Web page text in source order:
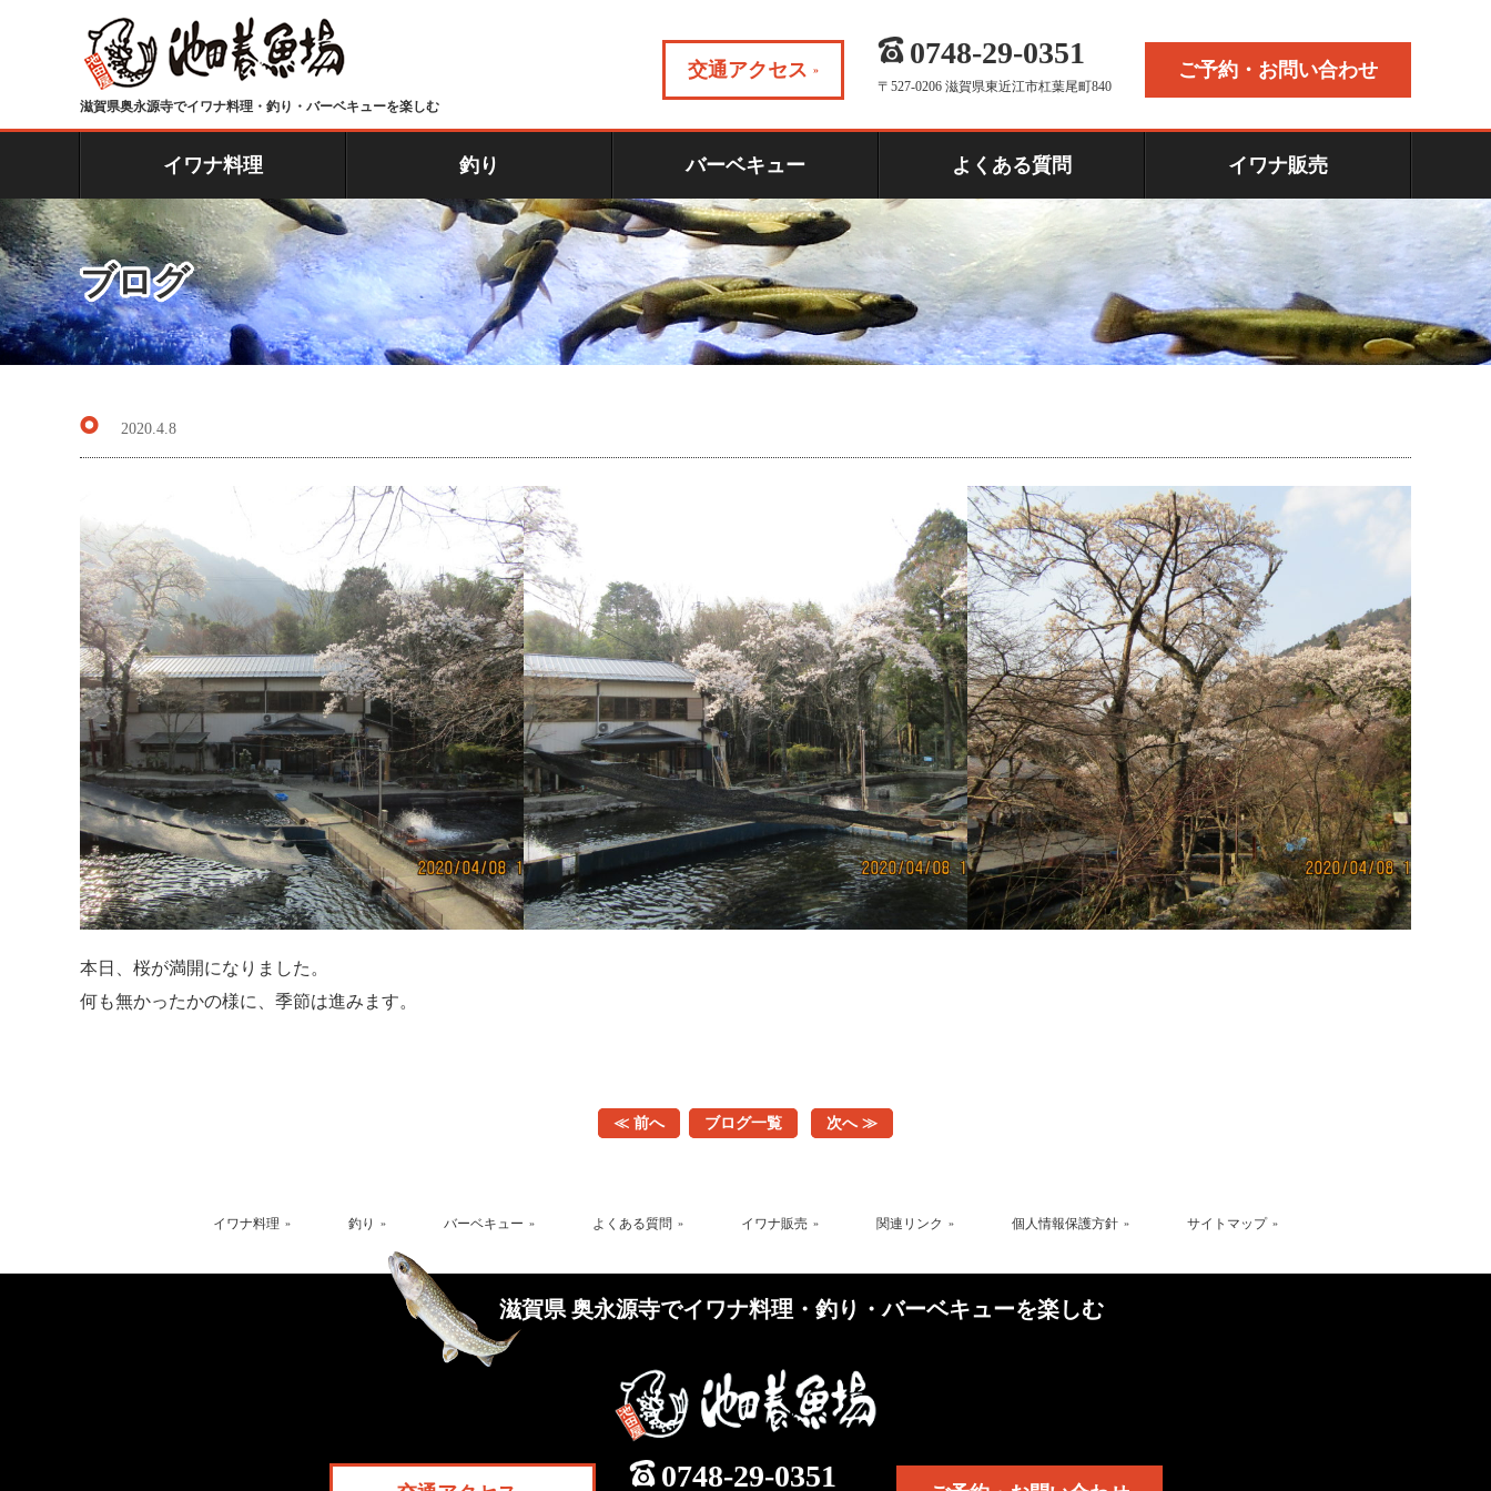
滋賀県奥永源寺でイワナ料理・釣り・バーベキューを楽しむ
交通アクセス 0748-29-0351
〒527-0206 滋賀県東近江市杠葉尾町840
ご予約・お問い合わせ
イワナ料理 釣り バーベキュー よくある質問 イワナ販売
ブログ
2020.4.8
本日、桜が満開になりました。
何も無かったかの様に、季節は進みます。
≪ 前へ ブログ一覧 次へ ≫
イワナ料理 釣り バーベキュー よくある質問 イワナ販売 関連リンク 個人情報保護方針 サイトマップ
滋賀県 奥永源寺でイワナ料理・釣り・バーベキューを楽しむ
0748-29-0351